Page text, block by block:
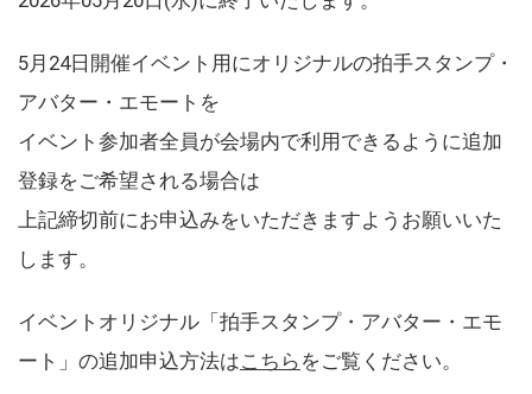
5月24日開催イベント用にオリジナルの拍手スタンプ・
アバター・エモートを
イベント参加者全員が会場内で利用できるように追加
登録をご希望される場合は
上記締切前にお申込みをいただきますようお願いいた
します。
イベントオリジナル「拍手スタンプ・アバター・エモ
ート」の追加申込方法はこちら をご覧ください。